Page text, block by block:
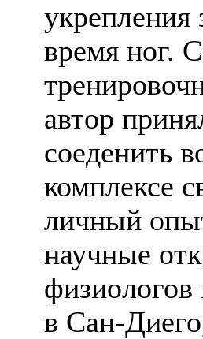
укрепления
время ног.
автор
соеденить
комплексе
личный
научные
физиологов
в Сан-